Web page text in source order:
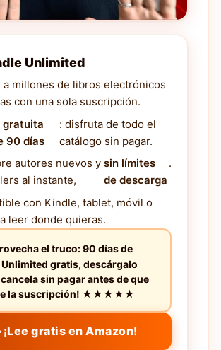
Unlimited
a millones de libros electrónicos
con una sola suscripción.
gratuita
90 días
: disfruta de todo el
catálogo sin pagar.
autores nuevos y
al instante,
sin límites
de descarga
.
con Kindle, tablet, móvil o
leer donde quieras.
el truco: 90 días de
gratis, descárgalo
sin pagar antes de que
la suscripción! ★★★★★
¡Lee gratis en Amazon!